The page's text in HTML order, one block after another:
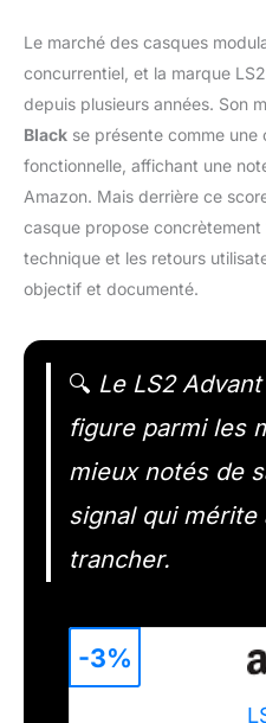
Le marché des casques
concurrentiel, et la marque
depuis plusieurs années. Son
Black se présente comme
fonctionnelle, affichant une
Amazon. Mais derrière ce
casque propose
technique et les retours
objectif et documenté.
🔍 Le LS2
figure parmi les
mieux notés de
signal qui mérite
trancher.
-3%